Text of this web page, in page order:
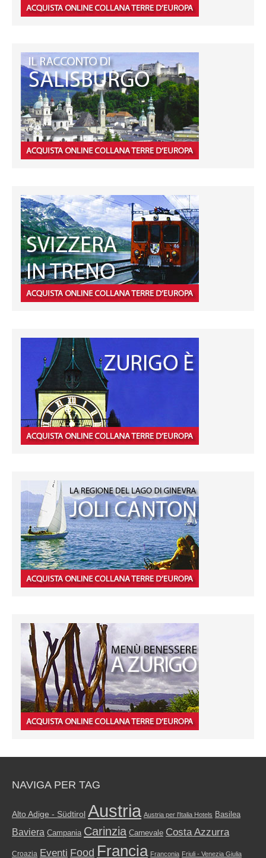
NAVIGA PER TAG
Alto Adige - Südtirol Austria Austria per l'Italia Hotels Basilea
Baviera Campania Carinzia Carnevale Costa Azzurra
Croazia Eventi Food Francia Franconia Friuli - Venezia Giulia